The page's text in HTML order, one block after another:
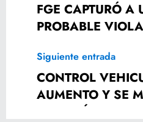
FGE CAPTURÓ A
PROBABLE
Siguiente entrada
CONTROL
AUMENTO Y SE
PLACA ÚNICA: